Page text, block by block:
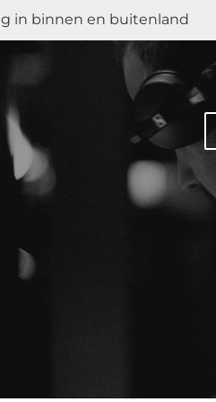
in binnen en buitenland